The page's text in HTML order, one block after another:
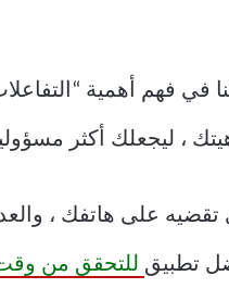
، ليجعلك أكثر
على هاتفك ،
تطبيق للتحقق من